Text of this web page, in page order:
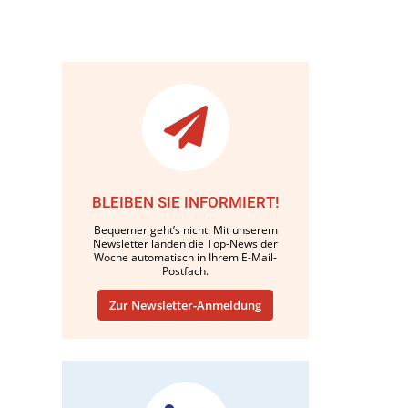
BLEIBEN SIE INFORMIERT!
Bequemer geht’s nicht: Mit unserem
Newsletter landen die Top-News der
Woche automatisch in Ihrem E-Mail-
Postfach.
Zur Newsletter-Anmeldung